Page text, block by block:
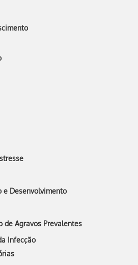
e Desenvolvimento
de Agravos Prevalentes
Infecção